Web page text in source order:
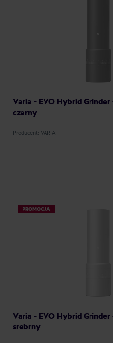
Varia - EVO Hybrid
czarny
Producent: VARIA
PROMOCJA
Varia - EVO Hybrid
srebrny